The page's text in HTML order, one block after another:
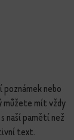
poznámek nebo
můžete mít vždy
naší pamětí než
text.